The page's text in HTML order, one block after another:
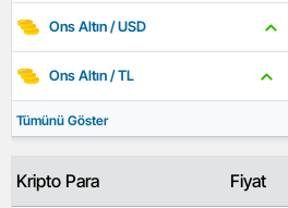
Ons Altın / USD
Ons Altın / TL
Tümünü Göster
Kripto Para Fiyat